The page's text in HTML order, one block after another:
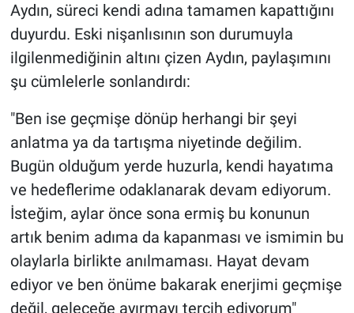
Aydın, süreci kendi adına tamamen kapattığını
duyurdu. Eski nişanlısının son durumuyla
ilgilenmediğinin altını çizen Aydın, paylaşımını
şu cümlelerle sonlandırdı:
"Ben ise geçmişe dönüp herhangi bir şeyi
anlatma ya da tartışma niyetinde değilim.
Bugün olduğum yerde huzurla, kendi hayatıma
ve hedeflerime odaklanarak devam ediyorum.
İsteğim, aylar önce sona ermiş bu konunun
artık benim adıma da kapanması ve ismimin bu
olaylarla birlikte anılmaması. Hayat devam
ediyor ve ben önüme bakarak enerjimi geçmişe
değil, geleceğe ayırmayı tercih ediyorum"